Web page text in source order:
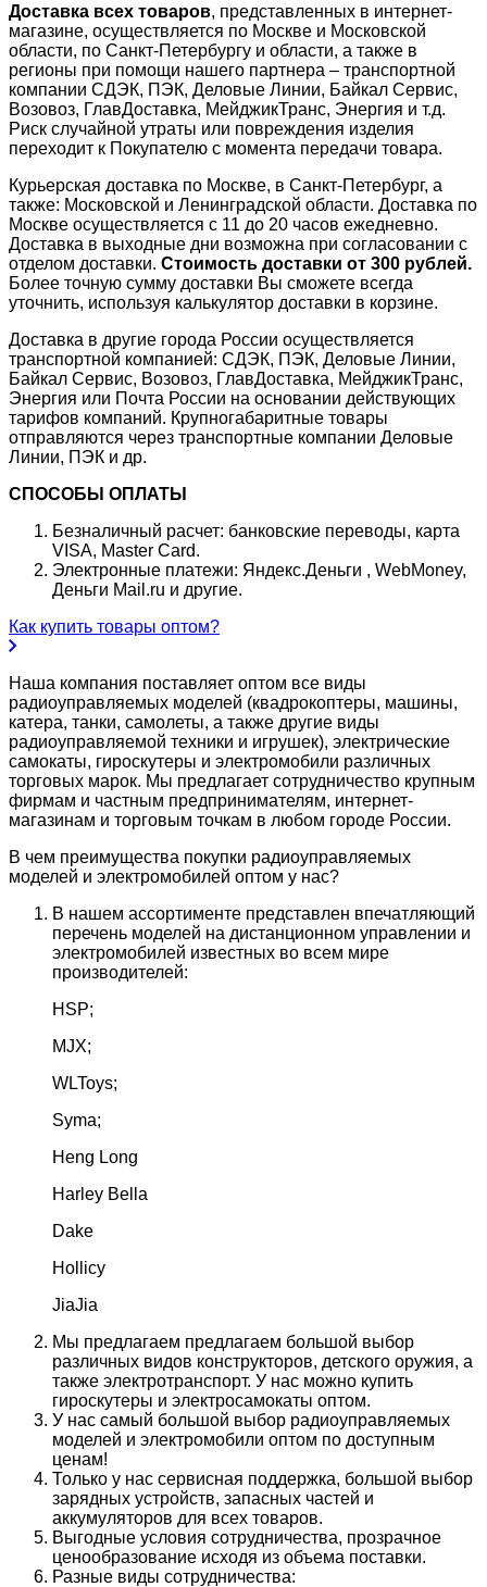
Доставка всех товаров, представленных в интернет-
магазине, осуществляется по Москве и Московской
области, по Санкт-Петербургу и области, а также в
регионы при помощи нашего партнера – транспортной
компании СДЭК, ПЭК, Деловые Линии, Байкал Сервис,
Возовоз, ГлавДоставка, МейджикТранс, Энергия и т.д.
Риск случайной утраты или повреждения изделия
переходит к Покупателю с момента передачи товара.
Курьерская доставка по Москве, в Санкт-Петербург, а
также: Московской и Ленинградской области. Доставка по
Москве осуществляется с 11 до 20 часов ежедневно.
Доставка в выходные дни возможна при согласовании с
отделом доставки. Стоимость доставки от 300 рублей.
Более точную сумму доставки Вы сможете всегда
уточнить, используя калькулятор доставки в корзине.
Доставка в другие города России осуществляется
транспортной компанией: СДЭК, ПЭК, Деловые Линии,
Байкал Сервис, Возовоз, ГлавДоставка, МейджикТранс,
Энергия или Почта России на основании действующих
тарифов компаний. Крупногабаритные товары
отправляются через транспортные компании Деловые
Линии, ПЭК и др.
СПОСОБЫ ОПЛАТЫ
Безналичный расчет: банковские переводы, карта
VISA, Master Card.
Электронные платежи: Яндекс.Деньги , WebMoney,
Деньги Mail.ru и другие.
Как купить товары оптом?
Наша компания поставляет оптом все виды
радиоуправляемых моделей (квадрокоптеры, машины,
катера, танки, самолеты, а также другие виды
радиоуправляемой техники и игрушек), электрические
самокаты, гироскутеры и электромобили различных
торговых марок. Мы предлагает сотрудничество крупным
фирмам и частным предпринимателям, интернет-
магазинам и торговым точкам в любом городе России.
В чем преимущества покупки радиоуправляемых
моделей и электромобилей оптом у нас?
В нашем ассортименте представлен впечатляющий
перечень моделей на дистанционном управлении и
электромобилей известных во всем мире
производителей:
HSP;
MJX;
WLToys;
Syma;
Heng Long
Harley Bella
Dake
Hollicy
JiaJia
Мы предлагаем предлагаем большой выбор
различных видов конструкторов, детского оружия, а
также электротранспорт. У нас можно купить
гироскутеры и электросамокаты оптом.
У нас самый большой выбор радиоуправляемых
моделей и электромобили оптом по доступным
ценам!
Только у нас сервисная поддержка, большой выбор
зарядных устройств, запасных частей и
аккумуляторов для всех товаров.
Выгодные условия сотрудничества, прозрачное
ценообразование исходя из объема поставки.
Разные виды сотрудничества: